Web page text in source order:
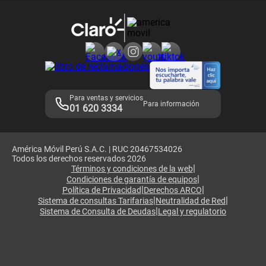
Consulta de IMEI
Consulta de reclamos
Adquirientes iPhone 6, 6S y SE
Mensaje de Seguridad
Términos y Condiciones de Tienda Claro
Libro de Reclamaciones
Para ventas y servicios
01 620 3334 Para información
América Móvil Perú S.A.C. | RUC 20467534026
Todos los derechos reservados 2026
Términos y condiciones de la web|
Condiciones de garantía de equipos|
Política de Privacidad|Derechos ARCO|
Sistema de consultas Tarifarias|Neutralidad de Red|
Sistema de Consulta de Deudas|Legal y regulatorio